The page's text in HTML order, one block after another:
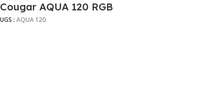
Cougar AQUA 120 RGB
UGS : AQUA 120